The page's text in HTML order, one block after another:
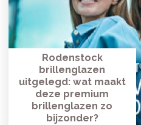
Rodenstock
brillenglazen
uitgelegd: wat maakt
deze premium
brillenglazen zo
bijzonder?